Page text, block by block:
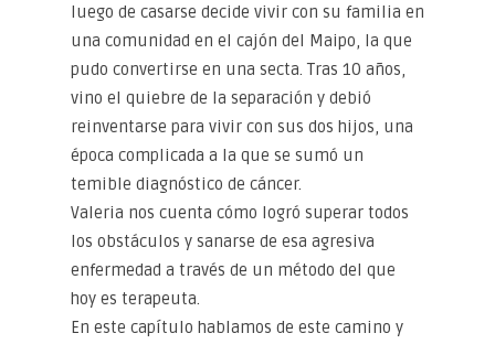
luego de casarse decide vivir con su familia en
una comunidad en el cajón del Maipo, la que
pudo convertirse en una secta. Tras 10 años,
vino el quiebre de la separación y debió
reinventarse para vivir con sus dos hijos, una
época complicada a la que se sumó un
temible diagnóstico de cáncer.
Valeria nos cuenta cómo logró superar todos
los obstáculos y sanarse de esa agresiva
enfermedad a través de un método del que
hoy es terapeuta.
En este capítulo hablamos de este camino y